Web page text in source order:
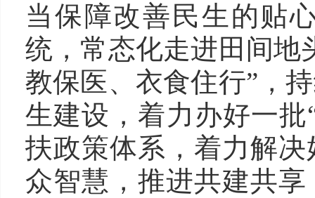
当保障改善民生的贴
统，常态化走进田间地
教保医、衣食住行”，
生建设，着力办好一
扶政策体系，着力解
众智慧，推进共建共